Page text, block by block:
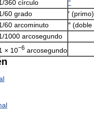
/360 círculo °
/60 grado ′ (primo)
/60 arcominuto ″ (doble
/1000 arcosegundo
× 10−6 arcosegundo